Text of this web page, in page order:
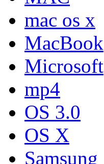
mac os x
MacBook
Microsoft
mp4
OS 3.0
OS X
Samsung